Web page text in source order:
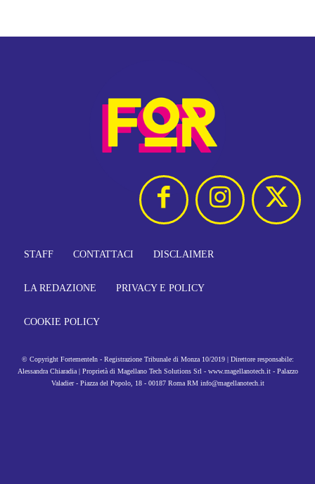
STAFF CONTATTACI DISCLAIMER
LA REDAZIONE PRIVACY E POLICY
COOKIE POLICY
© Copyright FortementeIn - Registrazione Tribunale di Monza 10/2019 | Direttore responsabile:
Alessandra Chiaradia | Proprietà di Magellano Tech Solutions Srl - www.magellanotech.it - Palazzo
Valadier - Piazza del Popolo, 18 - 00187 Roma RM info@magellanotech.it